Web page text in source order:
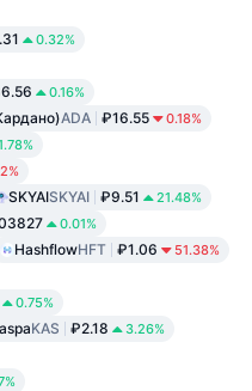
0.32%
0.16%
ADA ₽16.55 0.18%
SKYAISKYAI ₽9.51 21.48%
0.01%
HashflowHFT ₽1.06 51.38%
0.75%
KAS ₽2.18 3.26%